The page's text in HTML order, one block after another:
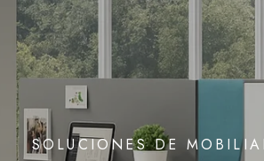
SOLUCIONES DE